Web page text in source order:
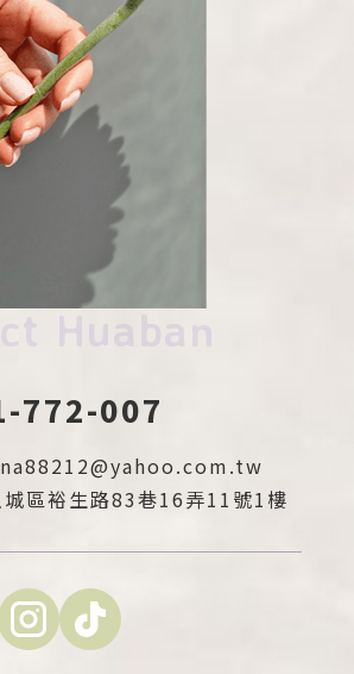
Huaban
772-007
區裕生路83巷16弄11號1樓